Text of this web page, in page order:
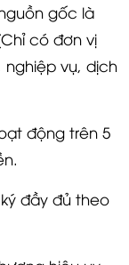
gốc là
có đơn vị
nghiệp vụ, dịch
động trên 5
đầy đủ theo